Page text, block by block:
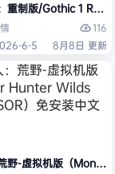
Reloaded
重制版/Gothic 1
116
6-5
8月8日 更新
Marine 2）免安装
野-虚拟机版（